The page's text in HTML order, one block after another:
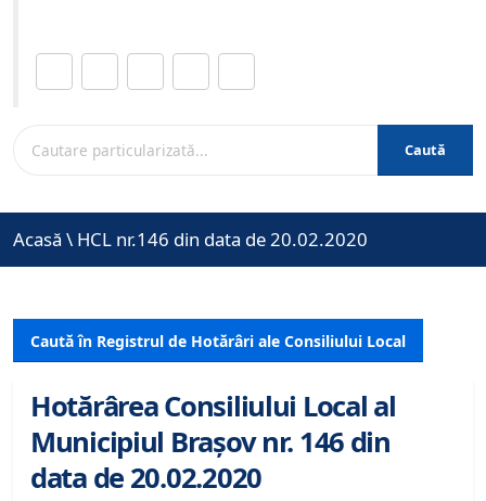
Caută
Acasă \ HCL nr.146 din data de 20.02.2020
Caută în Registrul de Hotărâri ale Consiliului Local
Hotărârea Consiliului Local al
Municipiul Brașov nr. 146 din
data de 20.02.2020